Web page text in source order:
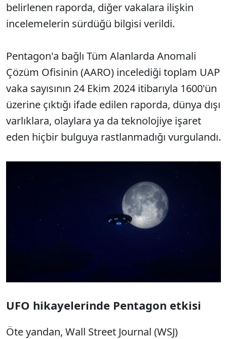
belirlenen raporda, diğer vakalara ilişkin
incelemelerin sürdüğü bilgisi verildi.
Pentagon'a bağlı Tüm Alanlarda Anomali
Çözüm Ofisinin (AARO) incelediği toplam UAP
vaka sayısının 24 Ekim 2024 itibarıyla 1600'ün
üzerine çıktığı ifade edilen raporda, dünya dışı
varlıklara, olaylara ya da teknolojiye işaret
eden hiçbir bulguya rastlanmadığı vurgulandı.
UFO hikayelerinde Pentagon etkisi
Öte yandan, Wall Street Journal (WSJ)